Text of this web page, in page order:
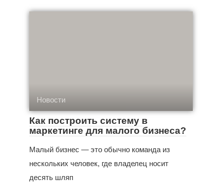
Новости
Как построить систему в
маркетинге для малого бизнеса?
Малый бизнес — это обычно команда из
нескольких человек, где владелец носит
десять шляп